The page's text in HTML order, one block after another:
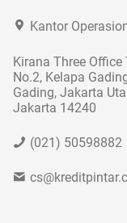
Kantor
Kirana Three
No.2, Kelapa
Gading, Jakarta
Jakarta 14240
(021) 50598882